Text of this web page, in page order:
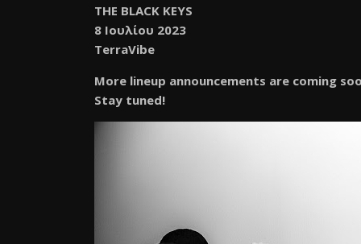
THE BLACK KEYS
8 Ιουλίου 2023
TerraVibe
More lineup announcements are coming
Stay tuned!